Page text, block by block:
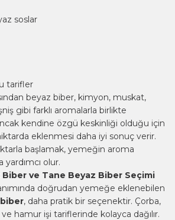
soslar
tarifler
beyaz biber, kimyon, muskat,
gibi farklı aromalarla birlikte
kendine özgü keskinliği olduğu için
eklenmesi daha iyi sonuç verir.
başlamak, yemeğin aroma
olur.
ve Tane Beyaz Biber Seçimi
doğrudan yemeğe eklenebilen
, daha pratik bir seçenektir. Çorba,
ve hamur işi tariflerinde kolayca dağılır.